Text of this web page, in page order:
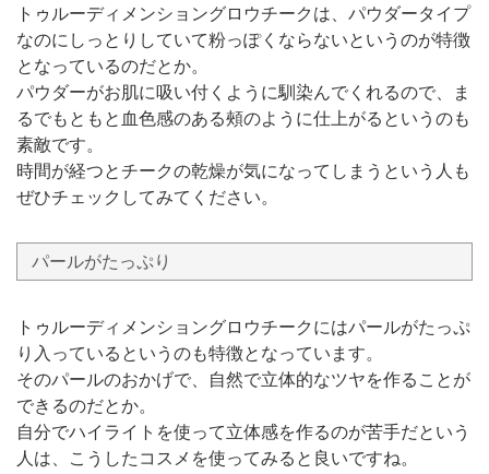
トゥルーディメンショングロウチークは、パウダータイプ
なのにしっとりしていて粉っぽくならないというのが特徴
となっているのだとか。
パウダーがお肌に吸い付くように馴染んでくれるので、ま
るでもともと血色感のある頰のように仕上がるというのも
素敵です。
時間が経つとチークの乾燥が気になってしまうという人も
ぜひチェックしてみてください。
パールがたっぷり
トゥルーディメンショングロウチークにはパールがたっぷ
り入っているというのも特徴となっています。
そのパールのおかげで、自然で立体的なツヤを作ることが
できるのだとか。
自分でハイライトを使って立体感を作るのが苦手だという
人は、こうしたコスメを使ってみると良いですね。